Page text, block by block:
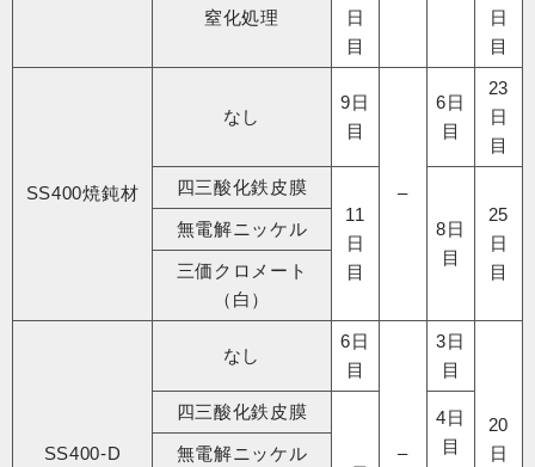
窒化処理
日
目
日
目
SS400焼鈍材
なし
9日
目
–
6日
目
23
日
目
四三酸化鉄皮膜
11
日
目
8日
目
25
日
目
無電解ニッケル
三価クロメート
（白）
SS400-D
なし
6日
目
–
3日
目
20
日
四三酸化鉄皮膜
4日
目
無電解ニッケル